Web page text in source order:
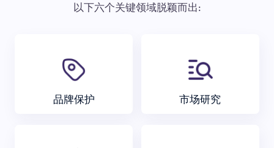
以下六个关键领域脱颖而出:
品牌保护 市场研究